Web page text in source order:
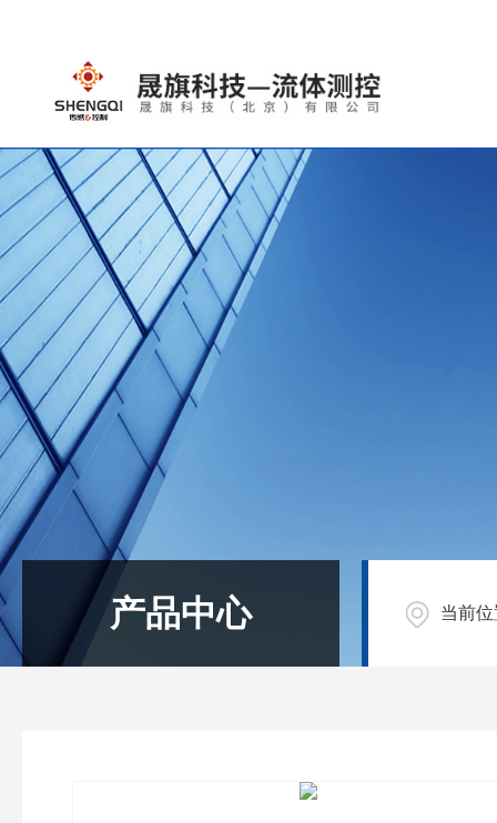
产品中心 当前